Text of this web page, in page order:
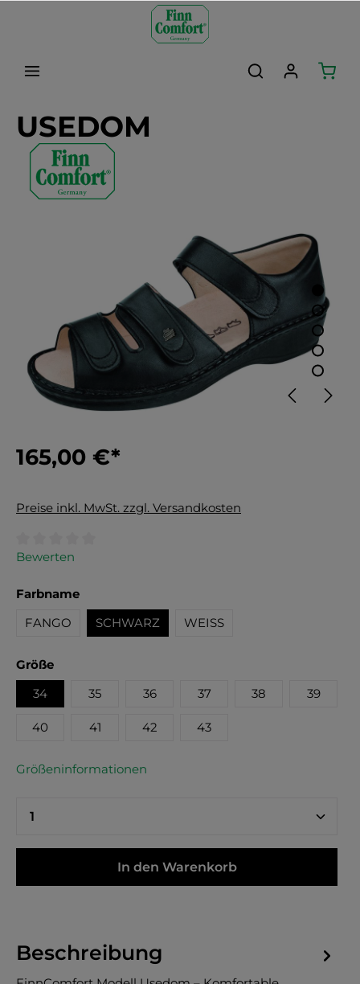
USEDOM
165,00 €*
Preise inkl. MwSt. zzgl. Versandkosten
Durchschnittliche Bewertung von 0 von 5 Sternen
Bewerten
Farbnameauswählen
FANGO
SCHWARZ WEISS
Größeauswählen
34
35 36 37 38 39
40 41 42 43
Größeninformationen
In den Warenkorb
Beschreibung